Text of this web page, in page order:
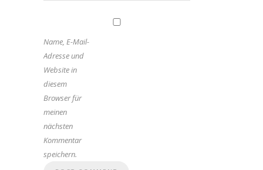
Name, E-Mail-
Adresse und
Website in
diesem
Browser für
meinen
nächsten
Kommentar
speichern.